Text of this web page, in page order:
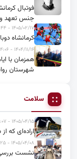
فوتبال
جنس تعهد و
۱۴۰۵/۰۲/۱۷ - ۱۵:۴۴
کرمانشاه
۱۴۰۴/۱۱/۱۶ - ۱۴:۰۶
همزمان با
شهرستان
سلامت
۱۴۰۵/۰۴/۱۵ - ۱۲:۰۷
اراده‌ای که
۱۴۰۵/۰۴/۰۸ - ۱۱:۲۵
نشست